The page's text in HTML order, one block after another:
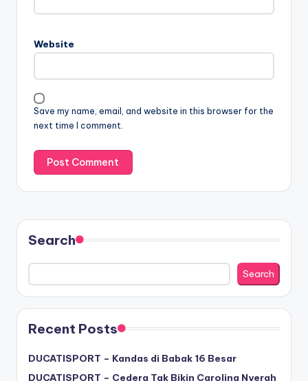
Website
Save my name, email, and website in this browser for the
next time I comment.
Search
Search
Recent Posts
DUCATISPORT – Kandas di Babak 16 Besar
DUCATISPORT – Cedera Tak Bikin Carolina Nyerah